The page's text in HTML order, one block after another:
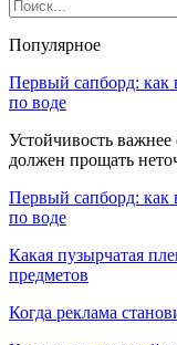
Популярное
Первый сапборд: как
по воде
Устойчивость
должен прощать
Первый сапборд: как
по воде
Какая пузырчатая
предметов
Когда реклама